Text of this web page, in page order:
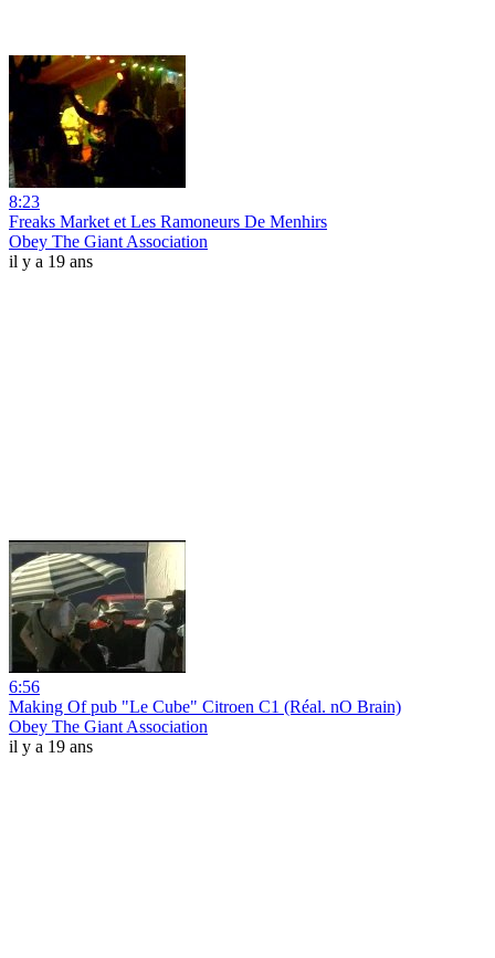
8:23
Freaks Market et Les Ramoneurs De Menhirs
Obey The Giant Association
il y a 19 ans
6:56
Making Of pub "Le Cube" Citroen C1 (Réal. nO Brain)
Obey The Giant Association
il y a 19 ans